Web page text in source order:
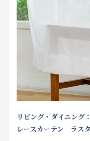
リビング・ダイニング：
レースカーテン ラス